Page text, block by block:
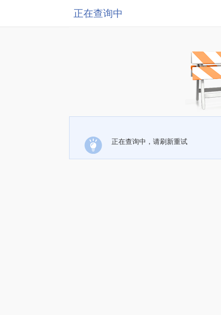
正在查询中
正在查询中，请刷新重试